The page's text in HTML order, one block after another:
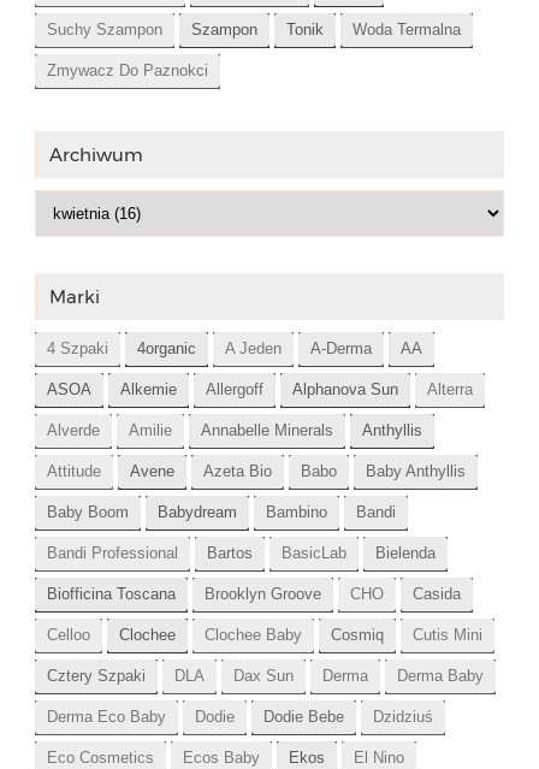
Suchy Szampon Szampon Tonik Woda Termalna
Zmywacz Do Paznokci
Archiwum
Marki
4 Szpaki 4organic A Jeden A-Derma AA
ASOA Alkemie Allergoff Alphanova Sun Alterra
Alverde Amilie Annabelle Minerals Anthyllis
Attitude Avene Azeta Bio Babo Baby Anthyllis
Baby Boom Babydream Bambino Bandi
Bandi Professional Bartos BasicLab Bielenda
Biofficina Toscana Brooklyn Groove CHO Casida
Celloo Clochee Clochee Baby Cosmiq Cutis Mini
Cztery Szpaki DLA Dax Sun Derma Derma Baby
Derma Eco Baby Dodie Dodie Bebe Dzidziuś
Eco Cosmetics Ecos Baby Ekos El Nino